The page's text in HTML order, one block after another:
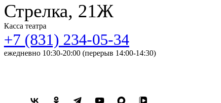
Стрелка, 21Ж
Касса театра
+7 (831) 234-05-34
ежедневно 10:30-20:00 (перерыв 14:00-14:30)